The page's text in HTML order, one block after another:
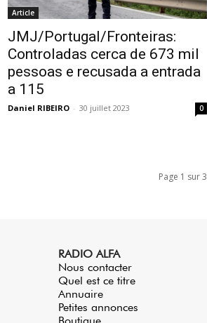
Article
JMJ/Portugal/Fronteiras:
Controladas cerca de 673 mil
pessoas e recusada a entrada
a 115
Daniel RIBEIRO - 30 juillet 2023 0
Page 1 sur 3
RADIO ALFA
Nous contacter
Quel est ce titre
Annuaire
Petites annonces